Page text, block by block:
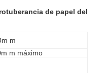
de papel del
m
m máximo